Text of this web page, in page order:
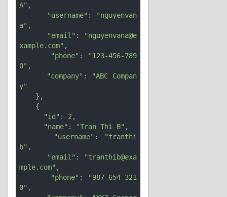
A" ,
"username" :
"nguyenvan
a" ,
"email" :
"nguyenvana@e
xample.com" ,
"phone" :
"123-456-789
0" ,
"company" :
"ABC Compan
y"
"id" : 2,
"name" : "Tran Thi B" ,
"username" :
"tranthi
b" ,
"email" :
"tranthib@exa
mple.com" ,
"phone" :
"987-654-321
0" ,